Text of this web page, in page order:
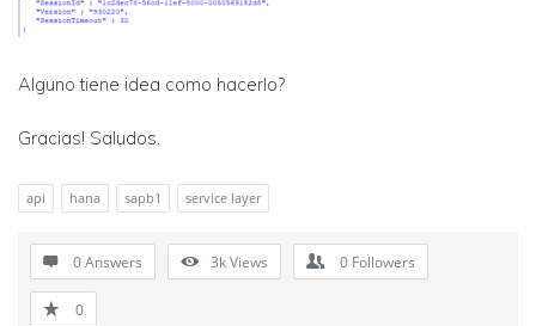
Alguno tiene idea como hacerlo?
Gracias! Saludos.
api hana sapb1 service layer
0 Answers 3kViews 0 Followers
0